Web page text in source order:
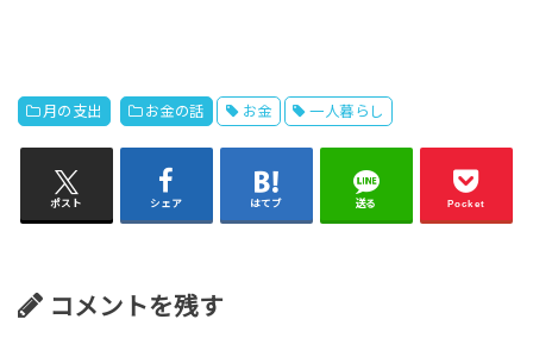
月の支出 お金の話 お金 一人暮らし
ポスト シェア はてブ 送る Pocket
コメントを残す